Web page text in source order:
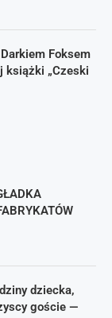
Foksem
książki „Czeski
dziecka,
goście —